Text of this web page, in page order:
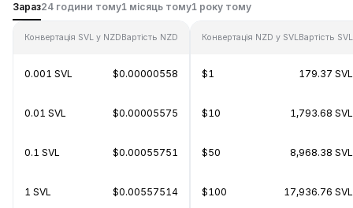
Зараз24 години тому1 місяць тому1 року тому
Конвертація SVL у NZDВартість NZD
0.001 SVL $0.00000558
0.01 SVL $0.00005575
0.1 SVL $0.00055751
1 SVL $0.00557514
Конвертація NZD у SVLВартість SVL
$1 179.37 SVL
$10 1,793.68 SVL
$50 8,968.38 SVL
$100 17,936.76 SVL